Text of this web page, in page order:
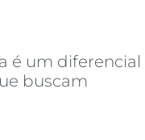
é um diferencial
buscam